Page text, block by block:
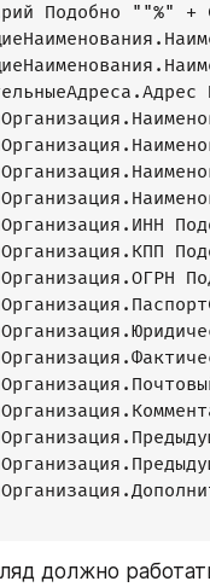
Подобно ""%" +
должно